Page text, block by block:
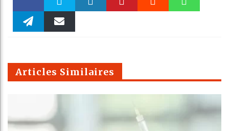
Faceboo Twitter
m
Articles Similaires